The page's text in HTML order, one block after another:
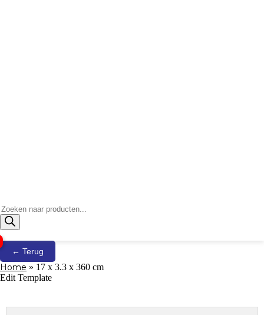
Producten
zoeken
← Terug
Home » 17 x 3.3 x 360 cm
Edit Template